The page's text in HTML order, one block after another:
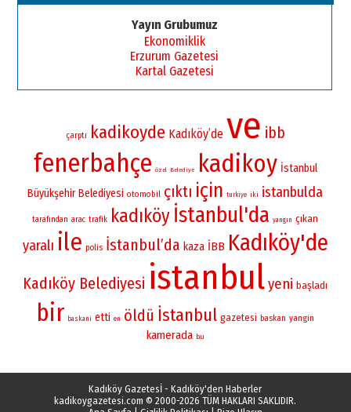
Yayın Grubumuz
Ekonomiklik
Erzurum Gazetesi
Kartal Gazetesi
çarptı kadikoyde Kadıköy’de ve ibb
fenerbahçe özel Belediye kadikoy İstanbul
Büyükşehir Belediyesi otomobil çıktı için turkiye iki istanbulda
tarafından arac trafik kadıköy İstanbul'da yangın çıkan
yaralı ile polis İstanbul’da kaza İBB Kadıköy'de
Kadıköy Belediyesi istanbul yeni başladı
bir baskani etti en öldü İstanbul gazetesi baskan yangin
kamerada bu
Kadıköy Gazetesİ - Kadıköy'den Haberler
kadikoygazetesi.com © 2000-2026 TÜM HAKLARI SAKLIDIR.